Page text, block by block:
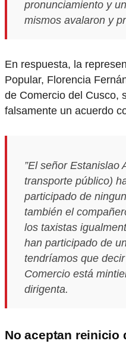
pronunciamiento y
mismos avalaron y
En respuesta, la
Popular, Florencia
de Comercio del Cusco,
falsamente un acuerdo
”El señor Estanislao
transporte público)
participado de
también el
los taxistas
han participado de
tendríamos que
Comercio está
dirigenta.
No aceptan reinicio